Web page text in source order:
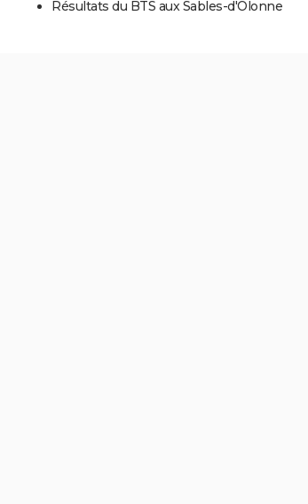
Résultats du BTS aux Sables-d'Olonne